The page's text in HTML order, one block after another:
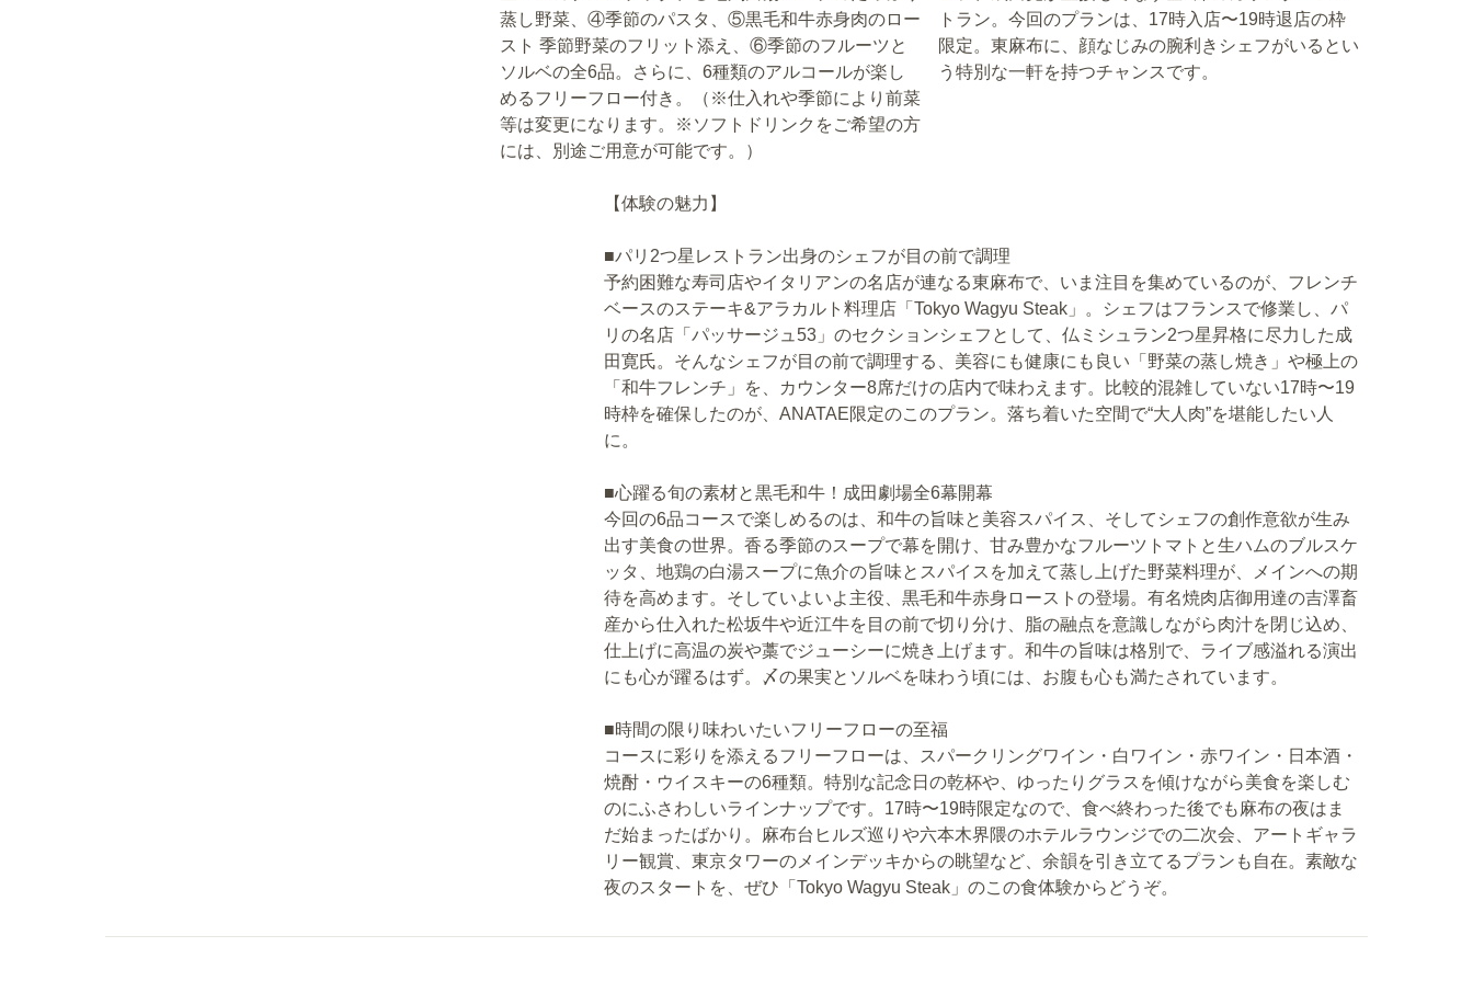
蒸し野菜、④季節のパスタ、⑤黒毛和牛赤身肉のロー
スト 季節野菜のフリット添え、⑥季節のフルーツと
ソルベの全6品。さらに、6種類のアルコールが楽し
めるフリーフロー付き。（※仕入れや季節により前菜
等は変更になります。※ソフトドリンクをご希望の方
には、別途ご用意が可能です。）
トラン。今回のプランは、17時入店〜19時退店の枠
限定。東麻布に、顔なじみの腕利きシェフがいるとい
う特別な一軒を持つチャンスです。
【体験の魅力】
■パリ2つ星レストラン出身のシェフが目の前で調理
予約困難な寿司店やイタリアンの名店が連なる東麻布で、いま注目を集めているのが、フレンチ
ベースのステーキ&アラカルト料理店「Tokyo Wagyu Steak」。シェフはフランスで修業し、パ
リの名店「パッサージュ53」のセクションシェフとして、仏ミシュラン2つ星昇格に尽力した成
田寛氏。そんなシェフが目の前で調理する、美容にも健康にも良い「野菜の蒸し焼き」や極上の
「和牛フレンチ」を、カウンター8席だけの店内で味わえます。比較的混雑していない17時〜19
時枠を確保したのが、ANATAE限定のこのプラン。落ち着いた空間で“大人肉”を堪能したい人
に。
■心躍る旬の素材と黒毛和牛！成田劇場全6幕開幕
今回の6品コースで楽しめるのは、和牛の旨味と美容スパイス、そしてシェフの創作意欲が生み
出す美食の世界。香る季節のスープで幕を開け、甘み豊かなフルーツトマトと生ハムのブルスケ
ッタ、地鶏の白湯スープに魚介の旨味とスパイスを加えて蒸し上げた野菜料理が、メインへの期
待を高めます。そしていよいよ主役、黒毛和牛赤身ローストの登場。有名焼肉店御用達の吉澤畜
産から仕入れた松坂牛や近江牛を目の前で切り分け、脂の融点を意識しながら肉汁を閉じ込め、
仕上げに高温の炭や藁でジューシーに焼き上げます。和牛の旨味は格別で、ライブ感溢れる演出
にも心が躍るはず。〆の果実とソルベを味わう頃には、お腹も心も満たされています。
■時間の限り味わいたいフリーフローの至福
コースに彩りを添えるフリーフローは、スパークリングワイン・白ワイン・赤ワイン・日本酒・
焼酎・ウイスキーの6種類。特別な記念日の乾杯や、ゆったりグラスを傾けながら美食を楽しむ
のにふさわしいラインナップです。17時〜19時限定なので、食べ終わった後でも麻布の夜はま
だ始まったばかり。麻布台ヒルズ巡りや六本木界隈のホテルラウンジでの二次会、アートギャラ
リー観賞、東京タワーのメインデッキからの眺望など、余韻を引き立てるプランも自在。素敵な
夜のスタートを、ぜひ「Tokyo Wagyu Steak」のこの食体験からどうぞ。